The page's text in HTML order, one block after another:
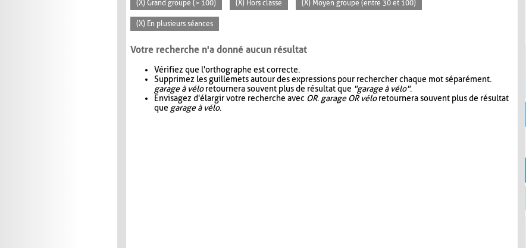
(X) Grand groupe (> 100) (X) Hors classe (X) Moyen groupe (entre 30 et 100)
(X) En plusieurs séances
Votre recherche n'a donné aucun résultat
Vérifiez que l'orthographe est correcte.
Supprimez les guillemets autour des expressions pour rechercher chaque mot séparément.
garage à véloretournera souvent plus de résultat que "garage à vélo".
Envisagez d'élargir votre recherche avec OR. garage OR véloretournera souvent plus de résultat
que garage à vélo.